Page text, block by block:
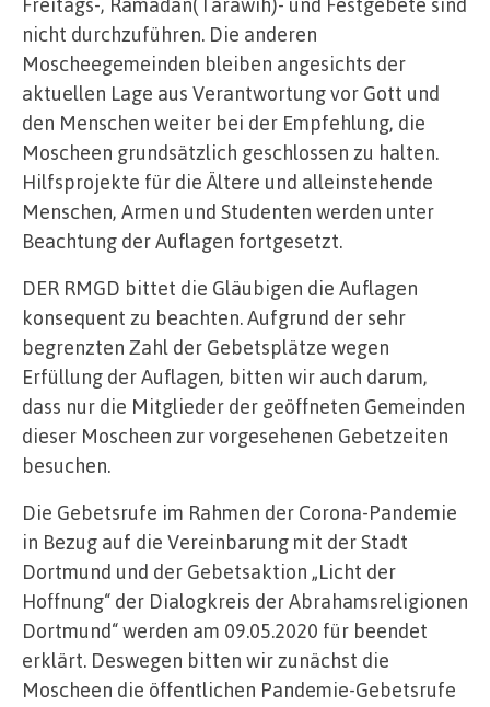
nicht durchzuführen. Die anderen
Moscheegemeinden bleiben angesichts der
aktuellen Lage aus Verantwortung vor Gott und
den Menschen weiter bei der Empfehlung, die
Moscheen grundsätzlich geschlossen zu halten.
Hilfsprojekte für die Ältere und alleinstehende
Menschen, Armen und Studenten werden unter
Beachtung der Auflagen fortgesetzt.
DER RMGD bittet die Gläubigen die Auflagen
konsequent zu beachten. Aufgrund der sehr
begrenzten Zahl der Gebetsplätze wegen
Erfüllung der Auflagen, bitten wir auch darum,
dass nur die Mitglieder der geöffneten Gemeinden
dieser Moscheen zur vorgesehenen Gebetzeiten
besuchen.
Die Gebetsrufe im Rahmen der Corona-Pandemie
in Bezug auf die Vereinbarung mit der Stadt
Dortmund und der Gebetsaktion „Licht der
Hoffnung“ der Dialogkreis der Abrahamsreligionen
Dortmund“ werden am 09.05.2020 für beendet
erklärt. Deswegen bitten wir zunächst die
Moscheen die öffentlichen Pandemie-Gebetsrufe